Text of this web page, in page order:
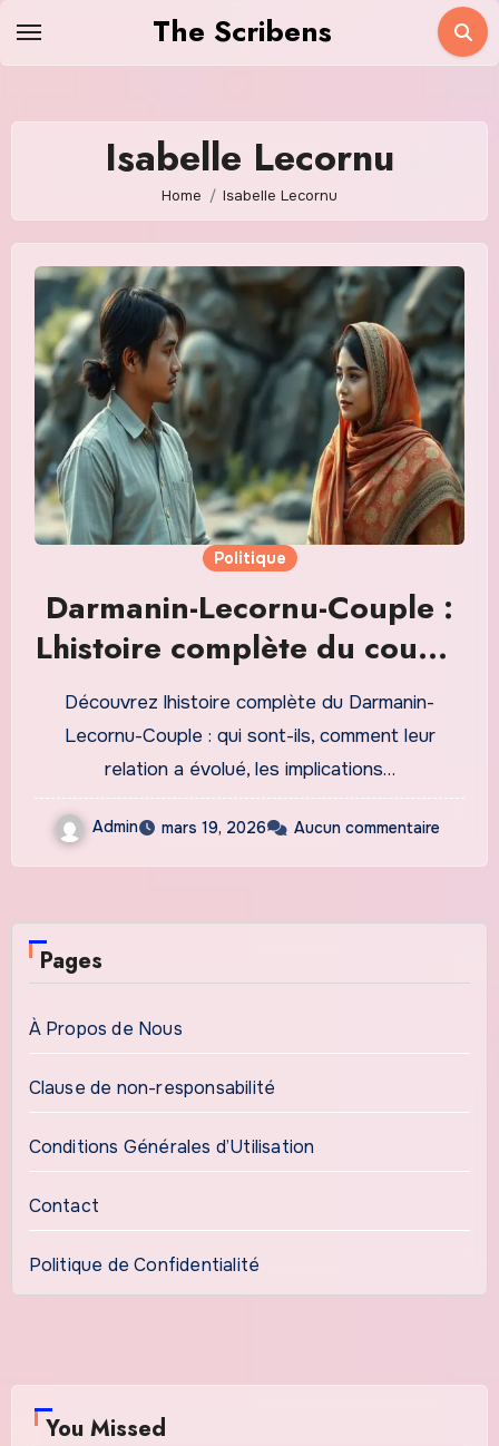
The Scribens
Isabelle Lecornu
Home Isabelle Lecornu
Politique
Darmanin-Lecornu-Couple :
Lhistoire complète du couple
politique français
Découvrez lhistoire complète du Darmanin-
Lecornu-Couple : qui sont-ils, comment leur
relation a évolué, les implications…
Admin mars 19, 2026 Aucun commentaire
Pages
À Propos de Nous
Clause de non-responsabilité
Conditions Générales d’Utilisation
Contact
Politique de Confidentialité
You Missed